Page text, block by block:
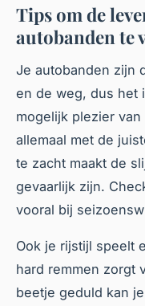
Tips om de
autobanden te
Je autobanden zijn
en de weg, dus het
mogelijk plezier
allemaal met de
te zacht maakt de
gevaarlijk zijn.
vooral bij
Ook je rijstijl speelt
hard remmen zorgt
beetje geduld kan